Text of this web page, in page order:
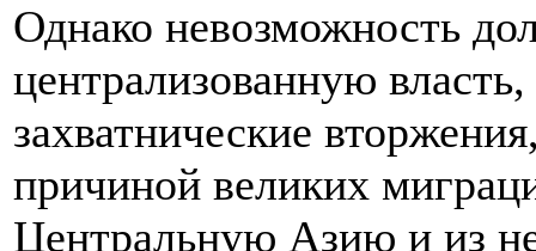
Однако невозможность
централизованную
захватнические
причиной великих
Центральную Азию и из